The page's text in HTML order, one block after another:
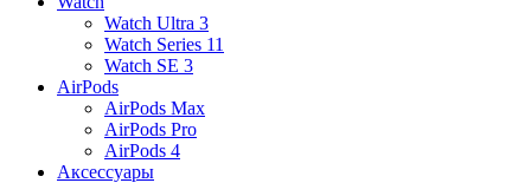
Watch Ultra 3
Watch Series 11
Watch SE 3
AirPods
AirPods Max
AirPods Pro
AirPods 4
Аксессуары